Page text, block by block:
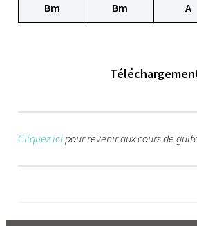
Bm Bm A
Cliquez icipour revenir aux cours de